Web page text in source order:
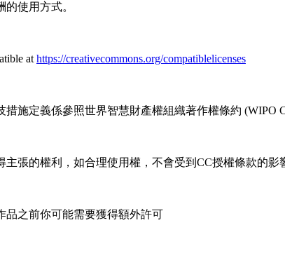
使用方式。
at https://creativecommons.org/compatiblelicenses
定義係參照世界智慧財產權組織著作權條約 (WIPO
張的權利，如合理使用權，不會受到CC授權條款的影
之前你可能需要獲得額外許可